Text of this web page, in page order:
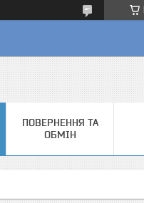
ПОВЕРНЕННЯ ТА
ОБМІН